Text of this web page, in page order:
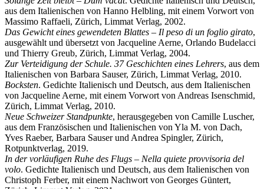
aus dem Italienischen von Hanno Helbling, mit einem Vorwort von
Massimo Raffaeli, Zürich, Limmat Verlag, 2002.
Das Gewicht eines gewendeten Blattes – Il peso di un foglio girato,
ausgewählt und übersetzt von Jacqueline Aerne, Orlando Budelacci
und Thierry Greub, Zürich, Limmat Verlag, 2004.
Zur Verteidigung der Schule. 37 Geschichten eines Lehrers, aus dem
Italienischen von Barbara Sauser, Zürich, Limmat Verlag, 2010.
Bocksten. Gedichte Italienisch und Deutsch, aus dem Italienischen
von Jacqueline Aerne, mit einem Vorwort von Andreas Isenschmid,
Zürich, Limmat Verlag, 2010.
Neue Schweizer Standpunkte, herausgegeben von Camille Luscher,
aus dem Französischen und Italienischen von Yla M. von Dach,
Yves Raeber, Barbara Sauser und Andrea Spingler, Zürich,
Rotpunktverlag, 2019.
In der vorläufigen Ruhe des Flugs – Nella quiete provvisoria del
volo. Gedichte Italienisch und Deutsch, aus dem Italienischen von
Christoph Ferber, mit einem Nachwort von Georges Güntert,